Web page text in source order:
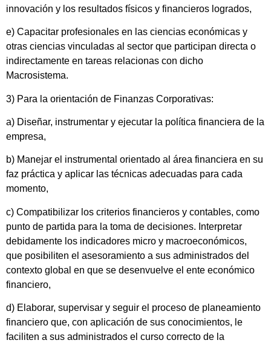
innovación y los resultados físicos y financieros logrados,
e) Capacitar profesionales en las ciencias económicas y
otras ciencias vinculadas al sector que participan directa o
indirectamente en tareas relacionas con dicho
Macrosistema.
3) Para la orientación de Finanzas Corporativas:
a) Diseñar, instrumentar y ejecutar la política financiera de la
empresa,
b) Manejar el instrumental orientado al área financiera en su
faz práctica y aplicar las técnicas adecuadas para cada
momento,
c) Compatibilizar los criterios financieros y contables, como
punto de partida para la toma de decisiones. Interpretar
debidamente los indicadores micro y macroeconómicos,
que posibiliten el asesoramiento a sus administrados del
contexto global en que se desenvuelve el ente económico
financiero,
d) Elaborar, supervisar y seguir el proceso de planeamiento
financiero que, con aplicación de sus conocimientos, le
faciliten a sus administrados el curso correcto de la